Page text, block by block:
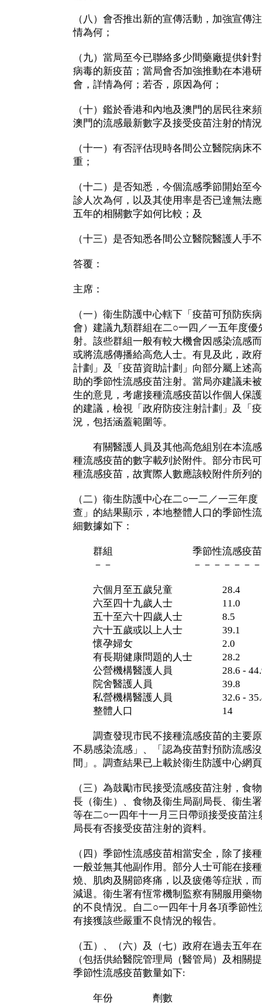
（八）會否推出新的宣傳活動，加強宣傳
情為何；
（九）當局至今已聯絡多少間藥廠提供針
病毒的新疫苗；當局會否加強推動在本港
會，詳情為何；若否，原因為何；
（十）鑑於香港和內地及澳門的居民往來
澳門的流感最新數字及接受疫苗注射的情
（十一）有否評估現時各間公立醫院病床
重；
（十二）是否知悉，今個流感季節開始至
診人次為何，以及其使用率是否已達無法
五年的相關數字如何比較；及
（十三）是否知悉各間公立醫院醫護人手
答覆：
主席：
（一）衞生防護中心轄下「疫苗可預防疾
會）建議九類群組在二○一四／一五年度
射。該些群組一般有較大機會因感染流感
或將流感傳播給高危人士。有見及此，政
計劃」及「疫苗資助計劃」向部分屬上述
助的季節性流感疫苗注射。當局亦建議未
生的意見，考慮接種流感疫苗以作個人保
的建議，檢視「政府防疫注射計劃」及「
況，包括涵蓋範圍等。
有關醫護人員及其他高危組別在本流感
種流感疫苗的數字載列於附件。部分市民
種流感疫苗，故實際人數應該較附件所列
（二）衞生防護中心在二○一二／一三年
查」的結果顯示，本地整體人口的季節性
細數據如下：
群組 季節性流感疫苗接種
－－ －－－－－－－－
六個月至五歲兒童 28.4
六至四十九歲人士 11.0
五十至六十四歲人士 8.5
六十五歲或以上人士 39.1
懷孕婦女 2.0
有長期健康問題的人士 28.2
公營機構醫護人員 28.6 -
院舍醫護人員 39.8
私營機構醫護人員 32.6 -
整體人口 14
調查發現市民不接種流感疫苗的主要原
不易感染流感」、「認為疫苗對預防流感
間」。調查結果已上載於衞生防護中心網
（三）為鼓勵市民接受流感疫苗注射，食
長（衞生）、食物及衞生局副局長、衞生
等在二○一四年十一月三日帶頭接受疫苗
局長有否接受疫苗注射的資料。
（四）季節性流感疫苗相當安全，除了接
一般並無其他副作用。部分人士可能在接
燒、肌肉及關節疼痛，以及疲倦等症狀，
減退。衞生署有恆常機制監察有關服用藥
的不良情況。自二○一四年十月各項季節
有接獲該些嚴重不良情況的報告。
（五）、（六）及（七）政府在過去五年
（包括供給醫院管理局（醫管局）及相關
季節性流感疫苗數量如下:
年份 劑數